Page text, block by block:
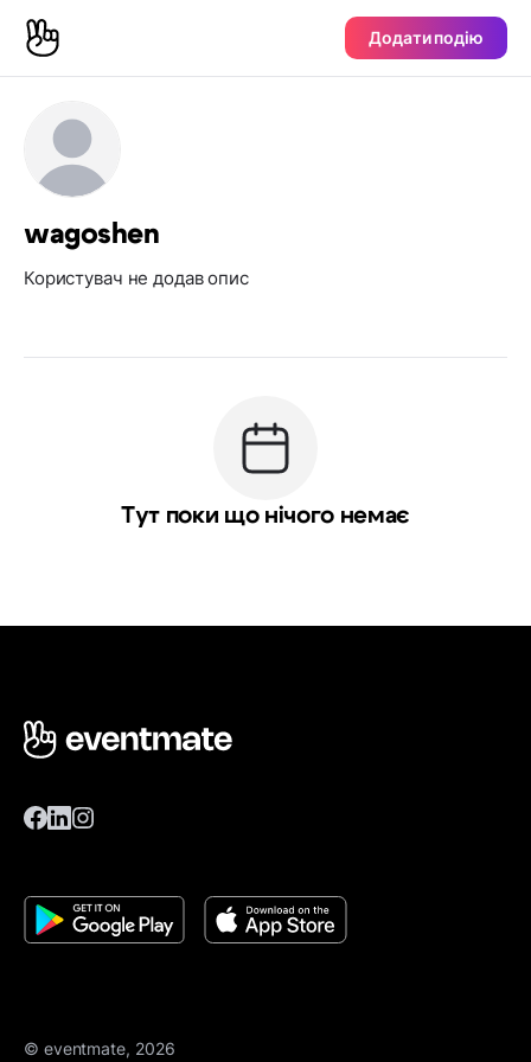
Додати подію
wagoshen
Користувач не додав опис
Тут поки що нічого немає
© eventmate, 2026